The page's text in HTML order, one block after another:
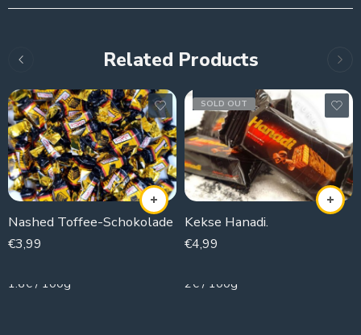
Related Products
Nashed Toffee-Schokolade
€3,99
1.6€ / 100g
SOLD OUT
Kekse Hanadi.
€4,99
2€ / 100g